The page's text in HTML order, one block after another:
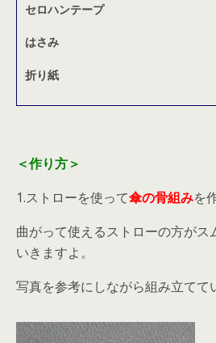
セロハンテープ
はさみ
折り紙
＜作り方＞
1.ストローを使って傘の骨組みを
曲がって使えるストローの方がス
いきますよ。
写真を参考にしながら組み立てて